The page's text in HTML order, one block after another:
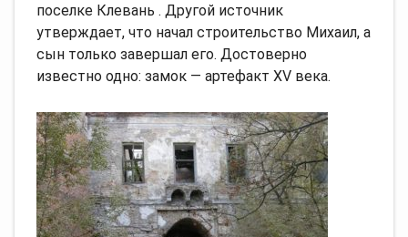
поселке Клевань . Другой источник
утверждает, что начал строительство Михаил, а
сын только завершал его. Достоверно
известно одно: замок — артефакт XV века.